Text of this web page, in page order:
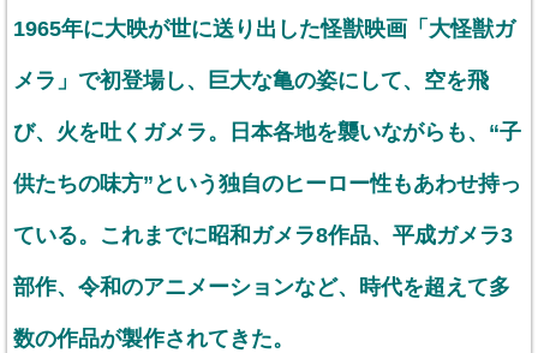
1965年に大映が世に送り出した怪獣映画「大怪獣ガ
メラ」で初登場し、巨大な亀の姿にして、空を飛
び、火を吐くガメラ。日本各地を襲いながらも、“子
供たちの味方”という独自のヒーロー性もあわせ持っ
ている。これまでに昭和ガメラ8作品、平成ガメラ3
部作、令和のアニメーションなど、時代を超えて多
数の作品が製作されてきた。